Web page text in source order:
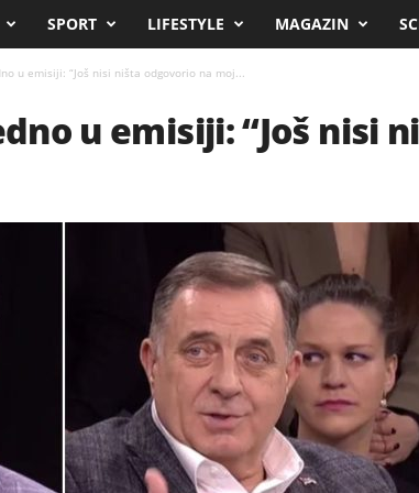
SPORT LIFESTYLE MAGAZIN
u emisiji: “Još nisi ništa odgovorio na moj...
u emisiji: “Još nisi